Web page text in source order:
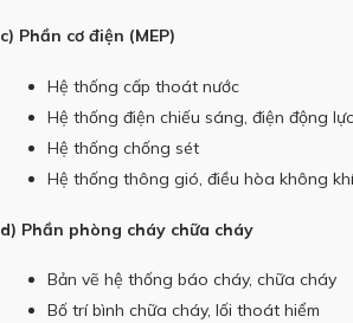
c) Phần cơ điện (MEP)
Hệ thống cấp thoát nước
Hệ thống điện chiếu sáng, điện động lực
Hệ thống chống sét
Hệ thống thông gió, điều hòa không
d) Phần phòng cháy chữa cháy
Bản vẽ hệ thống báo cháy, chữa cháy
Bố trí bình chữa cháy, lối thoát hiểm